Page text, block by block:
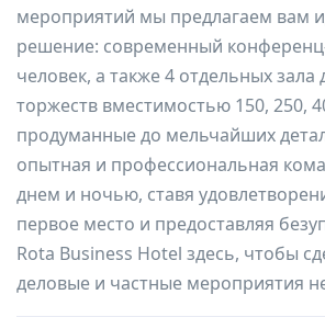
мероприятий мы предлагаем вам
решение: современный
человек, а также 4 отдельных зала
торжеств вместимостью 150, 250,
продуманные до мельчайших
опытная и профессиональная
днем и ночью, ставя
первое место и предоставляя
Rota Business Hotel здесь, чтобы
деловые и частные мероприятия